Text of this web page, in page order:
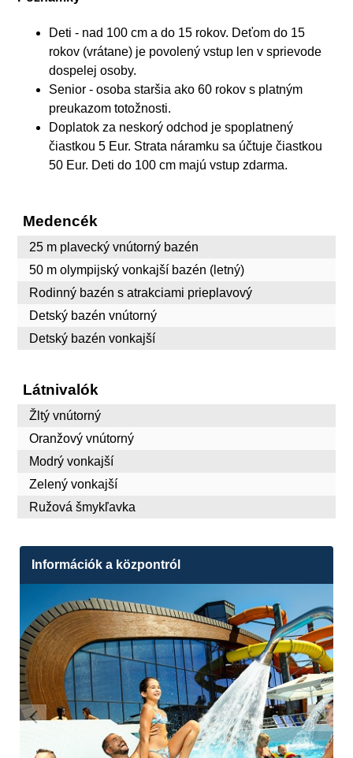
Deti - nad 100 cm a do 15 rokov. Deťom do 15
rokov (vrátane) je povolený vstup len v sprievode
dospelej osoby.
Senior - osoba staršia ako 60 rokov s platným
preukazom totožnosti.
Doplatok za neskorý odchod je spoplatnený
čiastkou 5 Eur. Strata náramku sa účtuje čiastkou
50 Eur. Deti do 100 cm majú vstup zdarma.
Medencék
25 m plavecký vnútorný bazén
50 m olympijský vonkajší bazén (letný)
Rodinný bazén s atrakciami prieplavový
Detský bazén vnútorný
Detský bazén vonkajší
Látnivalók
Žltý vnútorný
Oranžový vnútorný
Modrý vonkajší
Zelený vonkajší
Ružová šmykľavka
Információk a központról